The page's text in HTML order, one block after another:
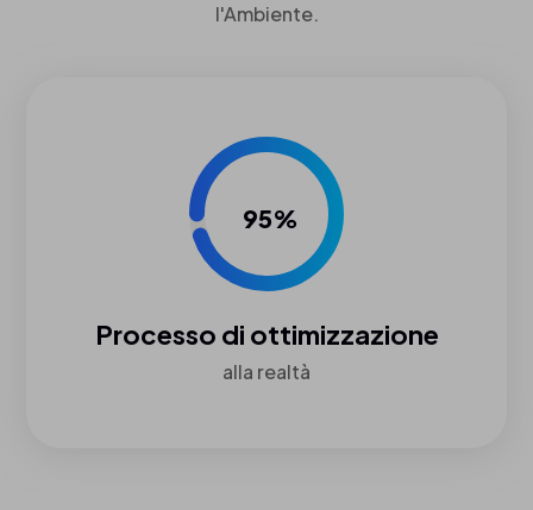
l'Ambiente.
95%
Processo di ottimizzazione
alla realtà